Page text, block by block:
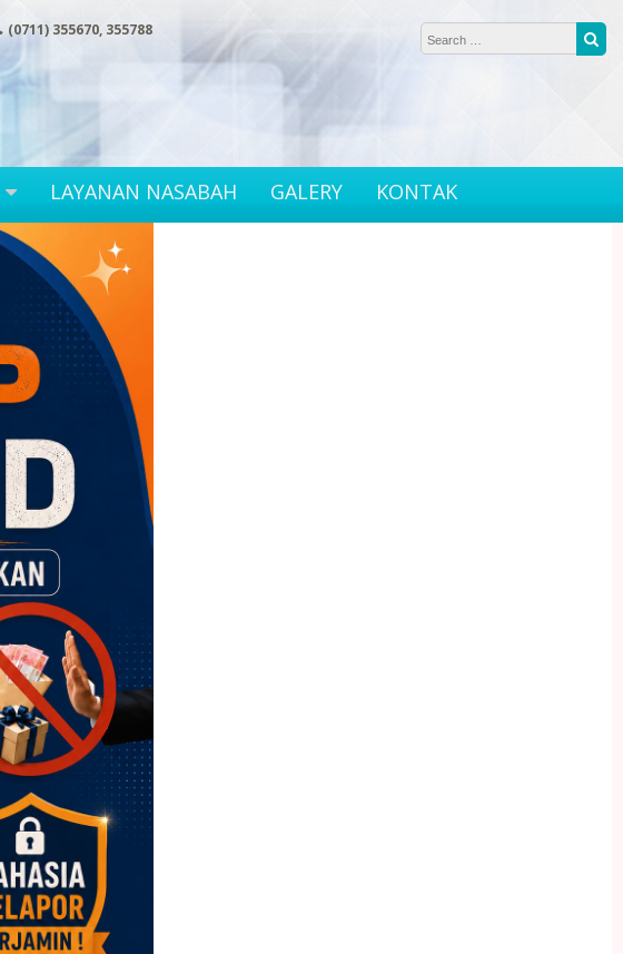
(0711) 355670, 355788
LAYANAN NASABAH GALERY KONTAK